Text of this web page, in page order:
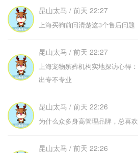
昆山太马 / 前天 22:27
上海买狗前问清楚这3个售后问
昆山太马 / 前天 22:27
上海宠物殡葬机构实地探访心得
出专不专业
昆山太马 / 前天 22:26
为什么众多身高管理品牌，总喜
昆山太马 / 前天 22:26